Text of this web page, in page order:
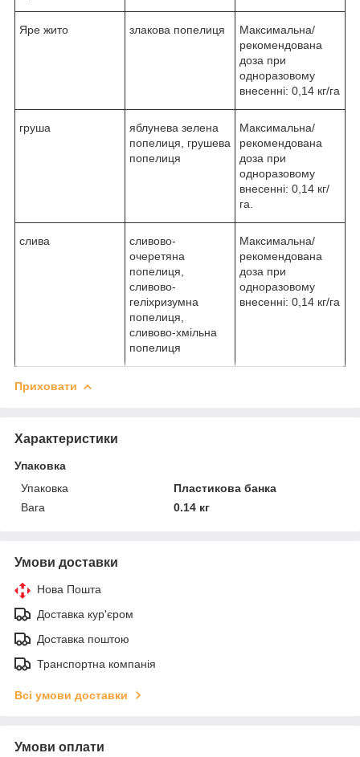
Яре жито злакова попелиця
Максимальна/
рекомендована
доза при
одноразовому
внесенні: 0,14 кг/га
груша
яблунева зелена
попелиця, грушева
попелиця
Максимальна/
рекомендована
доза при
одноразовому
внесенні: 0,14 кг/
га.
слива
сливово-
очеретяна
попелиця,
сливово-
геліхризумна
попелиця,
сливово-хмільна
попелиця
Максимальна/
рекомендована
доза при
одноразовому
внесенні: 0,14 кг/га
Приховати
Характеристики
Упаковка
Упаковка
Пластикова банка
Вага
0.14 кг
Умови доставки
Нова Пошта
Доставка кур'єром
Доставка поштою
Транспортна компанія
Всі умови доставки
Умови оплати